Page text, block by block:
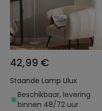
42,99 €
Staande Lamp Ulux
Beschikbaar, levering
binnen 48/72 uur